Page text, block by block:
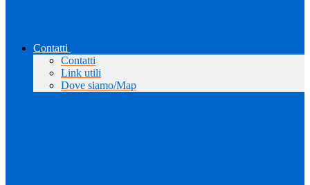
Contatti
Contatti
Link utili
Dove siamo/Map